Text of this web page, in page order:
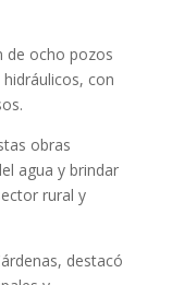
de ocho pozos
hidráulicos, con
obras
agua y brindar
rural y
destacó